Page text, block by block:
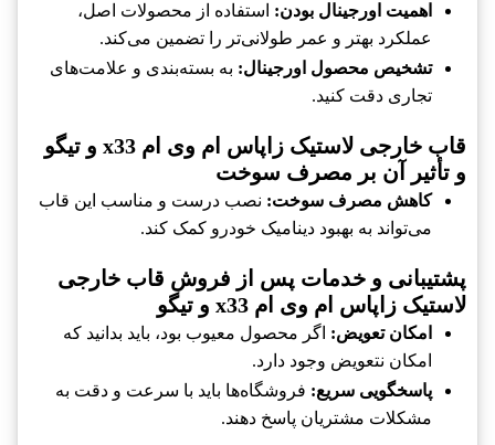
اهمیت اورجینال بودن: استفاده از محصولات اصل،
عملکرد بهتر و عمر طولانی‌تر را تضمین می‌کند.
تشخیص محصول اورجینال: به بسته‌بندی و علامت‌های
تجاری دقت کنید.
قاب خارجی لاستیک زاپاس ام وی ام x33 و تیگو
و تأثیر آن بر مصرف سوخت
کاهش مصرف سوخت: نصب درست و مناسب این قاب
می‌تواند به بهبود دینامیک خودرو کمک کند.
پشتیبانی و خدمات پس از فروش قاب خارجی
لاستیک زاپاس ام وی ام x33 و تیگو
امکان تعویض: اگر محصول معیوب بود، باید بدانید که
امکان نتعویض وجود دارد.
پاسخگویی سریع: فروشگاه‌ها باید با سرعت و دقت به
مشکلات مشتریان پاسخ دهند.